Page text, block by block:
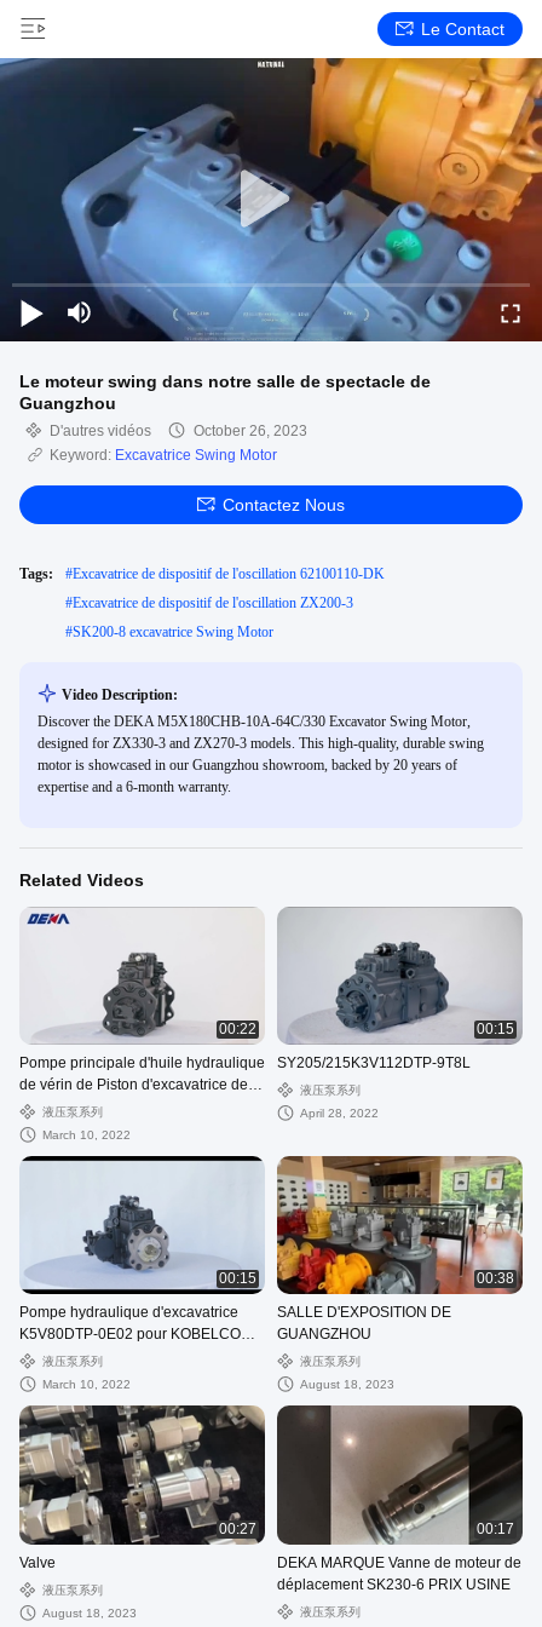
Le Contact
Le moteur swing dans notre salle de spectacle de
Guangzhou
D'autres vidéos
October 26, 2023
Keyword: Excavatrice Swing Motor
Contactez Nous
Tags: #Excavatrice de dispositif de l'oscillation 62100110-DK
#Excavatrice de dispositif de l'oscillation ZX200-3
#SK200-8 excavatrice Swing Motor
Video Description:
Discover the DEKA M5X180CHB-10A-64C/330 Excavator Swing Motor,
designed for ZX330-3 and ZX270-3 models. This high-quality, durable swing
motor is showcased in our Guangzhou showroom, backed by 20 years of
expertise and a 6-month warranty.
Related Videos
00:22
Pompe principale d'huile hydraulique
de vérin de Piston d'excavatrice de
DEKA K5V140DTP-9TBR pour la
pompe d'excavatrice de KOBELCO
液压泵系列
March 10, 2022
00:15
SY205/215K3V112DTP-9T8L
液压泵系列
April 28, 2022
00:15
Pompe hydraulique d'excavatrice
K5V80DTP-0E02 pour KOBELCO
SK200SR
液压泵系列
March 10, 2022
00:38
SALLE D'EXPOSITION DE
GUANGZHOU
液压泵系列
August 18, 2023
00:27
Valve
液压泵系列
August 18, 2023
00:17
DEKA MARQUE Vanne de moteur de
déplacement SK230-6 PRIX USINE
液压泵系列